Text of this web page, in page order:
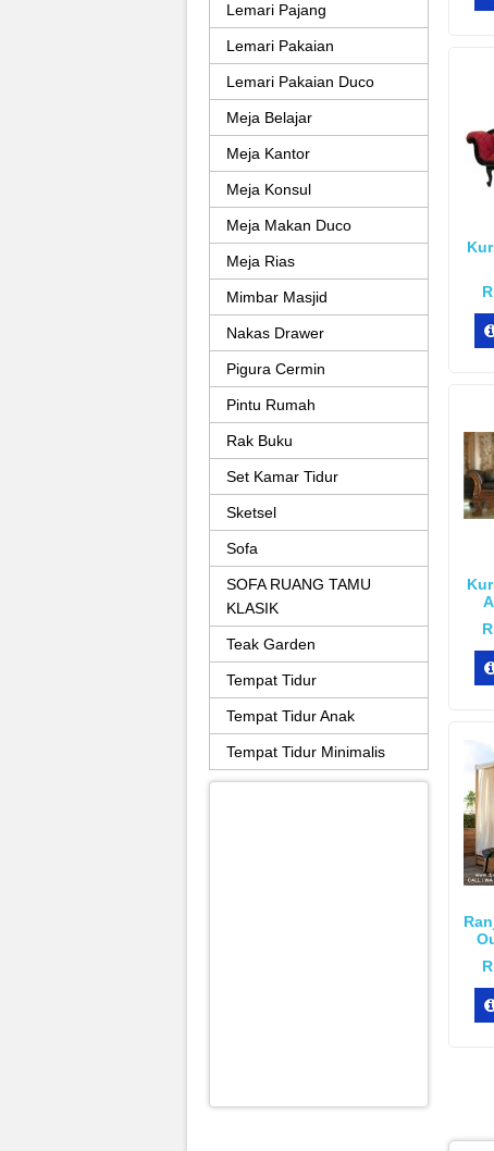
Lemari Pajang
Lemari Pakaian
Lemari Pakaian Duco
Meja Belajar
Meja Kantor
Meja Konsul
Meja Makan Duco
Meja Rias
Mimbar Masjid
Nakas Drawer
Pigura Cermin
Pintu Rumah
Rak Buku
Set Kamar Tidur
Sketsel
Sofa
SOFA RUANG TAMU
KLASIK
Teak Garden
Tempat Tidur
Tempat Tidur Anak
Tempat Tidur Minimalis